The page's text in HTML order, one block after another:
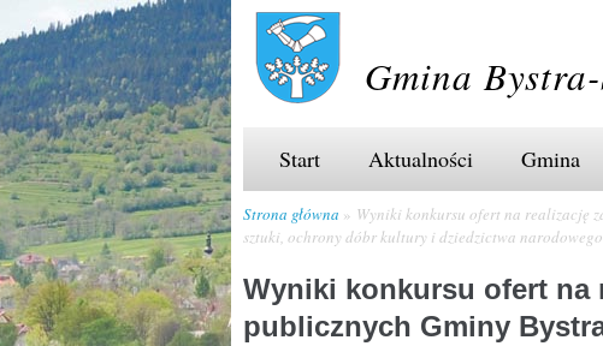
Gmina
Start Aktualności Gmina
Strona główna
Wyniki konkursu ofert na realizację
sztuki, ochrony dóbr kultury i dziedzictwa
Wyniki konkursu ofert na
publicznych Gminy